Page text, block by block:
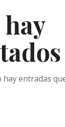
hay entradas